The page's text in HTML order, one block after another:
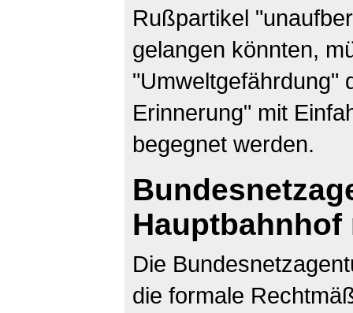
Rußpartikel
gelangen könnten,
"Umweltgefährdung"
Erinnerung" mit
begegnet werden.
Die
die formale